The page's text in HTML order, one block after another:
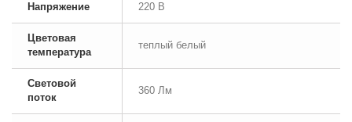
Напряжение 220 В
Цветовая
температура
теплый белый
Световой
поток
360 Лм